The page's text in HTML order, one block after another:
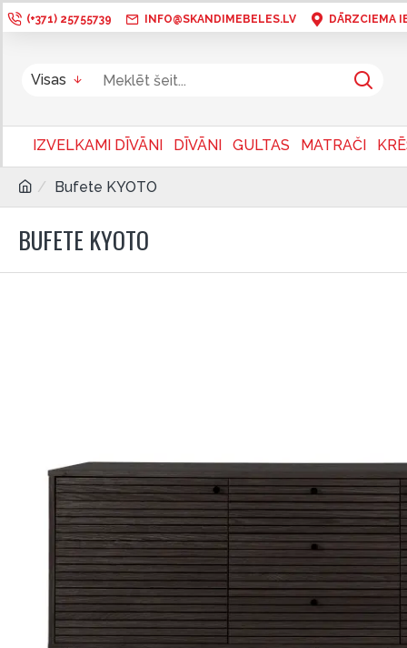
(+371) 25755739 INFO@SKANDIMEBELES.LV DĀRZCIEMA
Visas
IZVELKAMI DĪVĀNI DĪVĀNI GULTAS MATRAČI
Bufete KYOTO
BUFETE KYOTO